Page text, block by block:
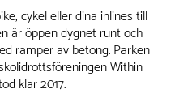
cykel eller dina inlines till
är öppen dygnet runt och
ramper av betong. Parken
Within
klar 2017.